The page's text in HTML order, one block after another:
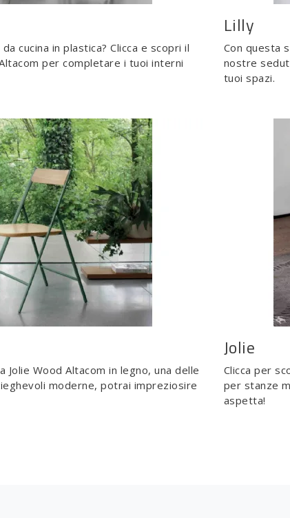
cucina in plastica? Clicca e scopri il
per completare i tuoi interni
Lilly
Con questa
nostre
tuoi spazi.
Jolie Wood Altacom in legno, una delle
moderne, potrai impreziosire
Jolie
Clicca per
per stanze
aspetta!